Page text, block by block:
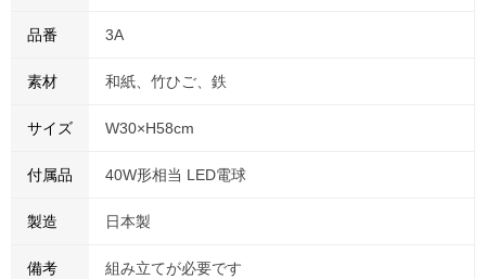
品番 3A
素材 和紙、竹ひご、鉄
サイズ W30×H58cm
付属品 40W形相当 LED電球
製造 日本製
備考 組み立てが必要です